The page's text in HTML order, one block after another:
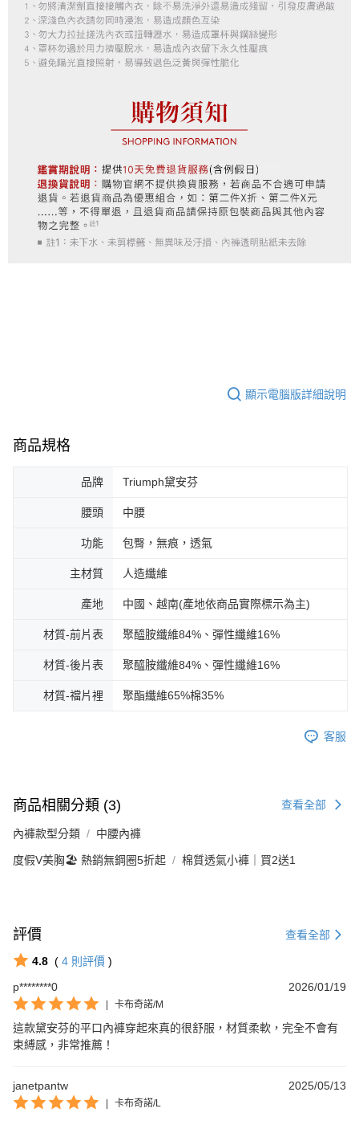
顯示電腦版詳細說明
商品規格
品牌 Triumph黛安芬
腰頭 中腰
功能 包臀，無痕，透氣
主材質 人造纖維
產地 中國、越南(產地依商品實際標示為主)
材質-前片表 聚醯胺纖維84%、彈性纖維16%
材質-後片表 聚醯胺纖維84%、彈性纖維16%
材質-襠片裡 聚酯纖維65%棉35%
客服
商品相關分類 (3) 查看全部
內褲款型分類 中腰內褲
度假V美胸🏖️ 熱銷無鋼圈5折起 棉質透氣小褲｜買2送1
評價 查看全部
4.8 ( 4 則評價 )
p********0
2026/01/19
卡布奇諾/M
這款黛安芬的平口內褲穿起來真的很舒服，材質柔軟，完全不會有
束縛感，非常推薦！
janetpantw 2025/05/13
卡布奇諾/L